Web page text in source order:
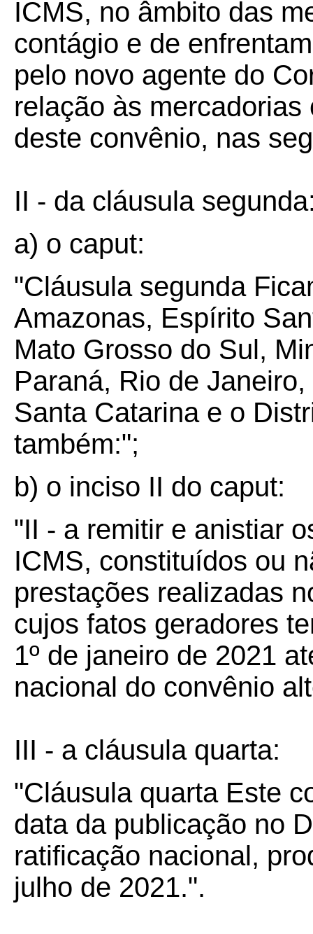
ICMS, no âmbito das
contágio e de
pelo novo agente do
relação às
deste convênio, nas
II - da cláusula
a) o caput:
"Cláusula segunda
Amazonas, Espírito
Mato Grosso do Sul,
Paraná, Rio de
Santa Catarina e o
também:";
b) o inciso II do caput:
"II - a remitir e anistiar
ICMS, constituídos ou
prestações realizadas
cujos fatos geradores
1º de janeiro de 2021
nacional do convênio
III - a cláusula quarta:
"Cláusula quarta Este
data da publicação no
ratificação nacional,
julho de 2021.".